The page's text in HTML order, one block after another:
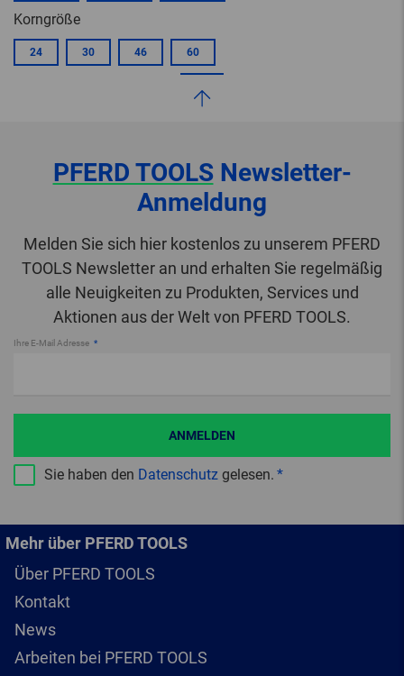
Korngröße
24 30 46 60
PFERD TOOLSNewsletter-
Anmeldung
Melden Sie sich hier kostenlos zu unserem PFERD
TOOLS Newsletter an und erhalten Sie regelmäßig
alle Neuigkeiten zu Produkten, Services und
Aktionen aus der Welt von PFERD TOOLS.
Ihre E-Mail Adresse
Sie haben den Datenschutz gelesen.
ANMELDEN
Mehr über PFERD TOOLS
Über PFERD TOOLS
Kontakt
News
Arbeiten bei PFERD TOOLS